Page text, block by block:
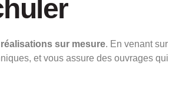
sur mesure. En venant
et vous assure des ouvrages